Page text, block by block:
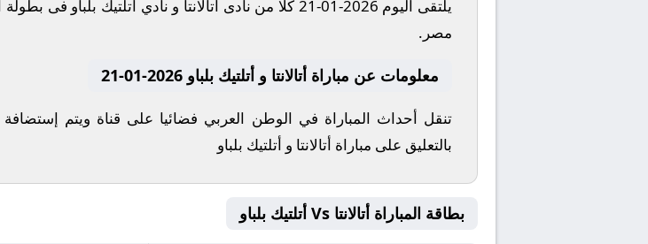
مصر.
معلومات عن مباراة أتالانتا و أتلتيك بلباو 2026-01-21
تنقل أحداث المباراة في الوطن العربي فضائيا على قناة ويتم
بالتعليق على مباراة أتالانتا و أتلتيك بلباو
بطاقة المباراة أتالانتا Vs أتلتيك بلباو